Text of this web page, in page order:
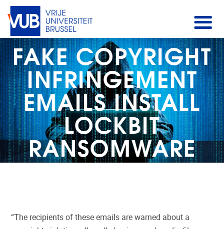
FAKE COPYRIGHT
INFRINGEMENT
EMAILS INSTALL
LOCKBIT
RANSOMWARE
“The recipients of these emails are warned about a